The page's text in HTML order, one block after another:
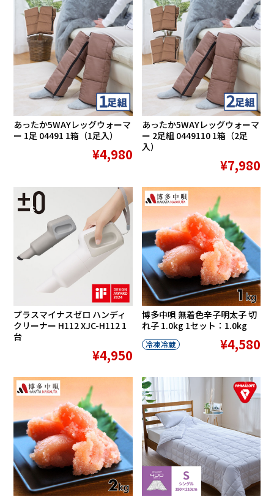
あったか5WAYレッグウォーマ
ー 1足 04491 1箱（1足入）
¥4,980
あったか5WAYレッグウォーマ
ー 2足組 0449110 1箱（2足
入）
¥7,980
SALE
プラスマイナスゼロ ハンディ
クリーナー H112 XJC-H112 1
台
¥4,950
博多中唄 無着色辛子明太子 切
れ子 1.0kg 1セット：1.0kg
冷凍冷蔵 ¥4,580